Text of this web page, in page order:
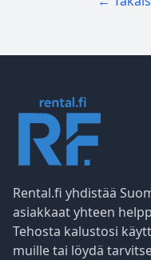
Rental.fi yhdistää
asiakkaat yhteen
Tehosta kalustosi
muille tai löydä